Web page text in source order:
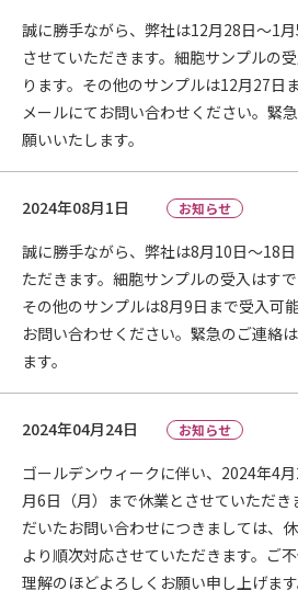
誠に勝手ながら、弊社は12月28日～1
させていただきます。細胞サンプルの
ります。その他のサンプルは12月27日
メールにてお問い合わせください。緊
願いいたします。
2024年08月1日 お知らせ
誠に勝手ながら、弊社は8月10日～18
ただきます。細胞サンプルの受入はす
その他のサンプルは8月9日まで受入可
お問い合わせください。緊急のご連絡
ます。
2024年04月24日 お知らせ
ゴールデンウィークに伴い、2024年4
月6日（月）まで休業とさせていただき
だいたお問い合わせにつきましては、
より順次対応させていただきます。ご
理解のほどよろしくお願い申し上げます